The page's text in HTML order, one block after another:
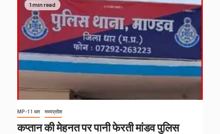
1 min read
MP-11 धार मध्यप्रदेश
कप्तान की मेहनत पर पानी फेरती मांडव पुलिस